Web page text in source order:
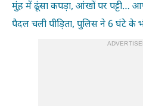
मुंह में ढूंसा कपड़ा, आंखों पर पट्टी…
पैदल चली पीड़िता, पुलिस ने 6 घंटे के